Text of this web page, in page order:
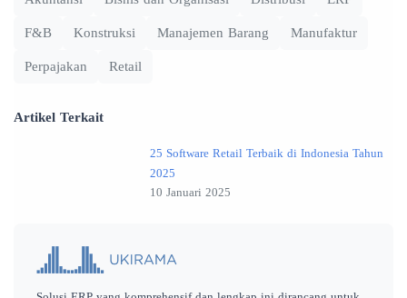
F&B Konstruksi Manajemen Barang Manufaktur
Perpajakan Retail
Artikel Terkait
25 Software Retail Terbaik di Indonesia Tahun
2025
10 Januari 2025